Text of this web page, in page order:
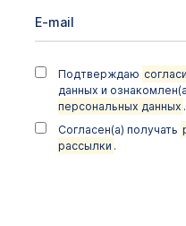
Подтверждаю
данных и
персональных данных .
Согласен(а) получать
рассылки .